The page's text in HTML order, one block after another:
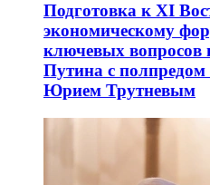
Подготовка к XI
экономическому
ключевых вопросов
Путина с
Юрием Трутневым